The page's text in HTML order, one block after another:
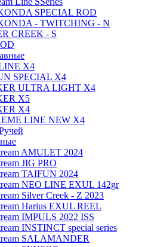
SPECIAL ROD
- TWITCHING - N
CREEK - S
X4
SPECIAL X4
ULTRA LIGHT X4
X5
X4
LINE NEW X4
AMULET 2024
JIG PRO
TAIFUN 2024
NEO LINE EXUL 142gr
Silver Creek - Z 2023
Harius EXUL REEL
IMPULS 2022 ISS
INSTINCT special series
SALAMANDER